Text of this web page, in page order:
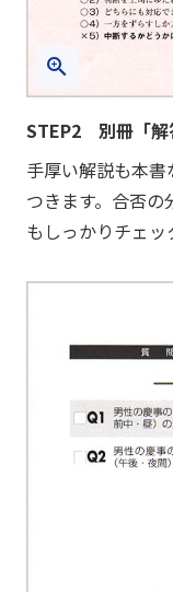
STEP2 別冊「解
手厚い解説も本
つきます。合否
もしっかりチェッ